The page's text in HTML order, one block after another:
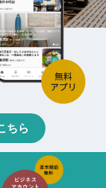
ちら